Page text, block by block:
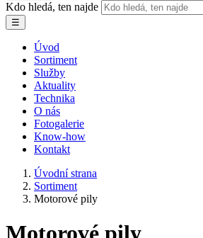
Kdo hledá, ten najde
☰
Úvod
Sortiment
Služby
Aktuality
Technika
O nás
Fotogalerie
Know-how
Kontakt
Úvodní strana
Sortiment
Motorové pily